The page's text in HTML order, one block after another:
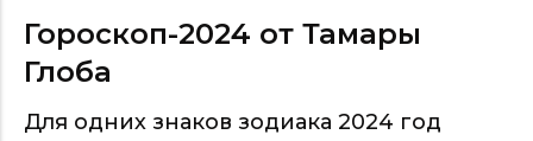
Гороскоп-2024 от Тамары
Глоба
Для одних знаков зодиака 2024 год